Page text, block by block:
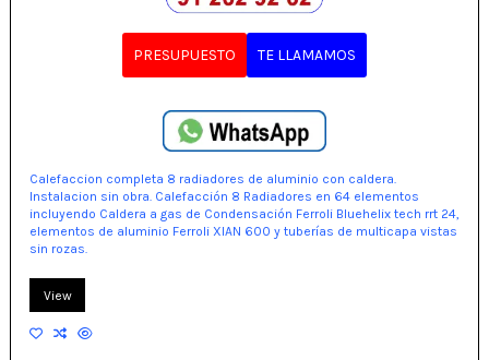
PRESUPUESTO TE LLAMAMOS
Calefaccion completa 8 radiadores de aluminio con caldera.
Instalacion sin obra. Calefacción 8 Radiadores en 64 elementos
incluyendo Caldera a gas de Condensación Ferroli Bluehelix tech rrt 24,
elementos de aluminio Ferroli XIAN 600 y tuberías de multicapa vistas
sin rozas.
View